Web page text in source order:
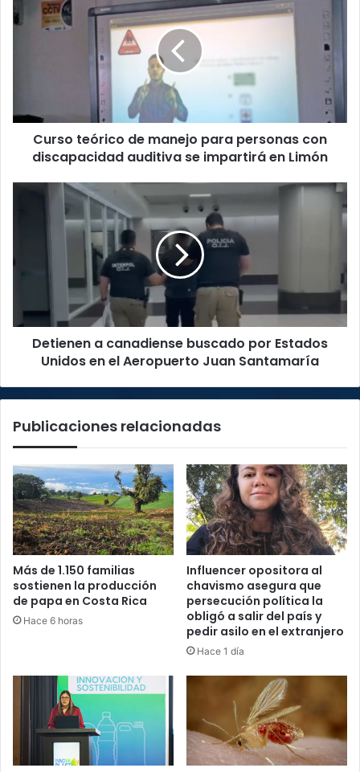
de
auditiva
impartirá
Limón
Curso teórico de manejo para personas con
discapacidad auditiva se impartirá en Limón
Detienen
canadiense
por
el
Aeropuerto
Detienen a canadiense buscado por Estados
Unidos en el Aeropuerto Juan Santamaría
Publicaciones relacionadas
Más de 1.150 familias
sostienen la producción
de papa en Costa Rica
Hace 6 horas
Influencer opositora al
chavismo asegura que
persecución política la
obligó a salir del país y
pedir asilo en el extranjero
Hace 1 día